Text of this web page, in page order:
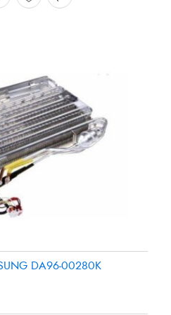
DA96-00280K